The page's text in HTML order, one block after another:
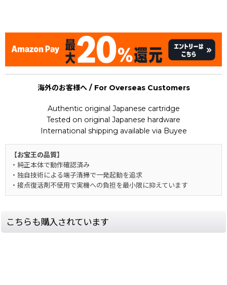
海外のお客様へ / For Overseas Customers
Authentic original Japanese cartridge
Tested on original Japanese hardware
International shipping available via Buyee
【お宝王の品質】
・純正本体で動作確認済み
・独自技術による端子清掃で一発起動を追求
・接点復活剤不使用で実機への負担を最小限に抑えています
こちらも購入されています